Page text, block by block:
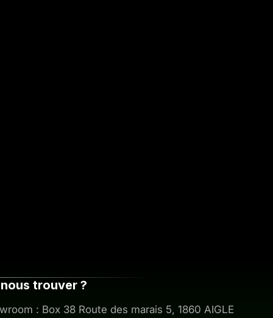
trouver ?
: Box 38 Route des marais 5, 1860 AIGLE